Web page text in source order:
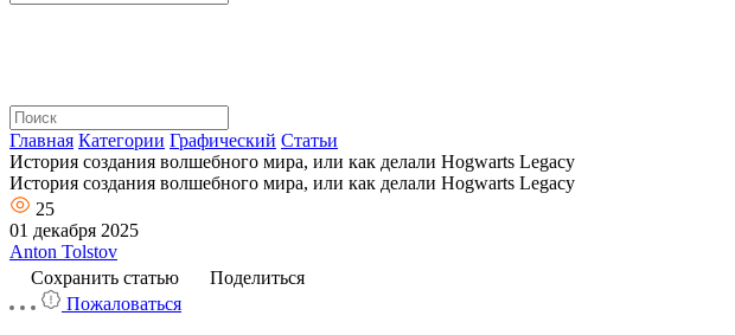
Главная Категории Графический Статьи
История создания волшебного мира, или как делали Hogwarts Legacy
История создания волшебного мира, или как делали Hogwarts Legacy
25
01 декабря 2025
Anton Tolstov
Сохранить статью
Поделиться
Пожаловаться